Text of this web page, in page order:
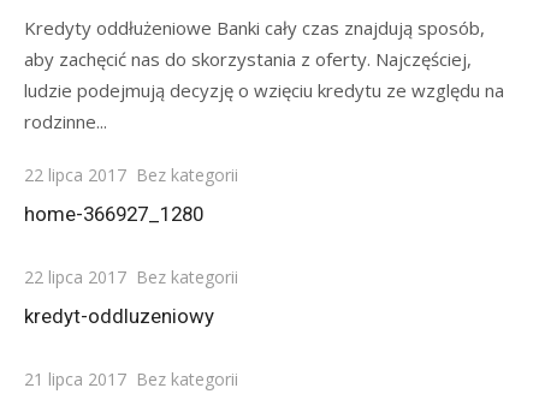
Kredyty oddłużeniowe Banki cały czas znajdują sposób,
aby zachęcić nas do skorzystania z oferty. Najczęściej,
ludzie podejmują decyzję o wzięciu kredytu ze względu na
rodzinne...
Posted
on
22 lipca 2017 Bez kategorii
home-366927_1280
Posted
on
22 lipca 2017 Bez kategorii
kredyt-oddluzeniowy
Posted
21 lipca 2017 Bez kategorii